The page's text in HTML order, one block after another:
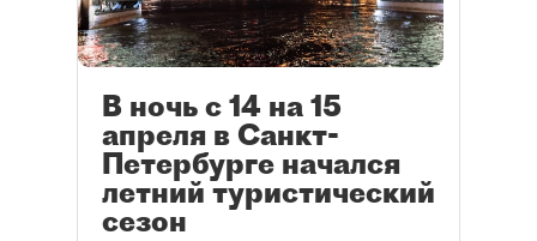
В ночь с 14 на 15
апреля в Санкт-
Петербурге начался
летний туристический
сезон